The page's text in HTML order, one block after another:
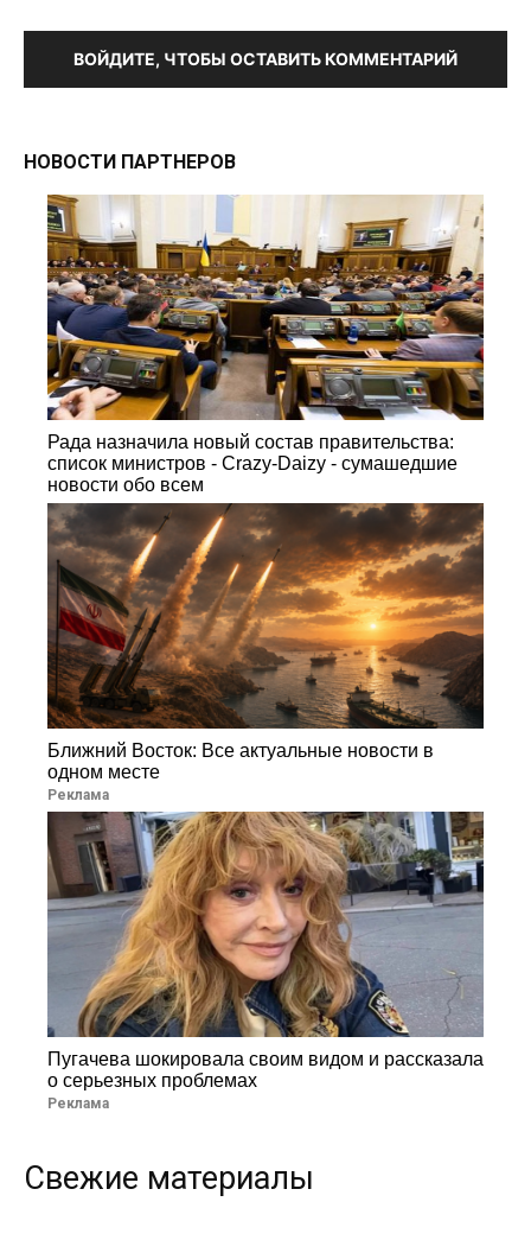
ВОЙДИТЕ, ЧТОБЫ ОСТАВИТЬ КОММЕНТАРИЙ
НОВОСТИ ПАРТНЕРОВ
Рада назначила новый состав правительства:
список министров - Crazy-Daizy - сумашедшие
новости обо всем
Ближний Восток: Все актуальные новости в
одном месте
Реклама
Пугачева шокировала своим видом и рассказала
о серьезных проблемах
Реклама
Свежие материалы